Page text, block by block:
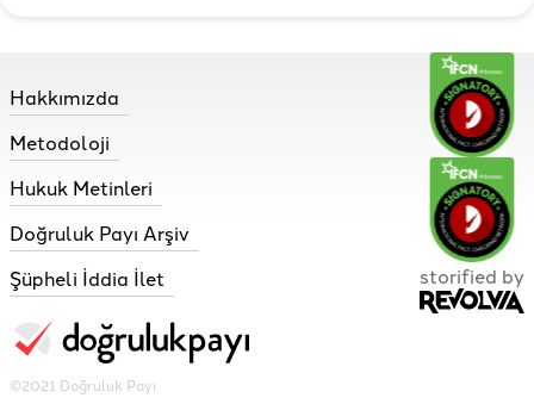
Hakkımızda
Metodoloji
Hukuk Metinleri
Doğruluk Payı Arşiv
Şüpheli İddia İlet
©2021 Doğruluk Payı
storified by